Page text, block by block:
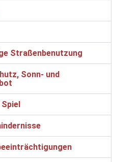
Straßenbenutzung
Sonn- und